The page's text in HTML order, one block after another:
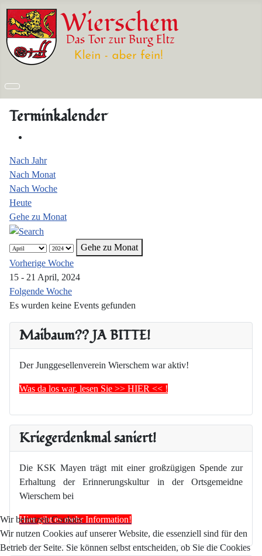
Maibaum?? JA BITTE!
Der Junggesellenverein Wierschem war aktiv!
Was da los war, lesen Sie >> HIER << !
Kriegerdenkmal saniert!
Die KSK Mayen trägt mit einer großzügigen Spende zur
Erhaltung der Erinnerungskultur in der Ortsgemeidne
Wierschem bei
Hier gibt es mehr Information!
Terminkalender
Nach Jahr
Nach Monat
Nach Woche
Heute
Gehe zu Monat
Gehe zu Monat
Vorherige Woche
15 - 21 April, 2024
Folgende Woche
Es wurden keine Events gefunden
Wir benutzen Cookies
Wir nutzen Cookies auf unserer Website, die essenziell sind für den
Betrieb der Seite. Sie können selbst entscheiden, ob Sie die Cookies